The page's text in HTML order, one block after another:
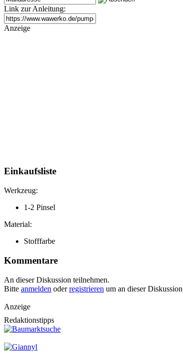
Link zur Anleitung:
Anzeige
Einkaufsliste
Werkzeug:
1-2 Pinsel
Material:
Stofffarbe
Kommentare
An dieser Diskussion teilnehmen.
Bitte anmelden oderregistrieren um an dieser
Anzeige
Redaktionstipps